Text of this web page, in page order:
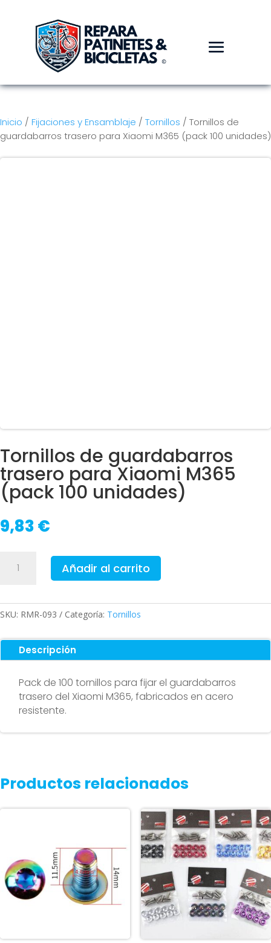
Inicio / Fijaciones y Ensamblaje / Tornillos / Tornillos de
guardabarros trasero para Xiaomi M365 (pack 100 unidades)
Tornillos de guardabarros
trasero para Xiaomi M365
(pack 100 unidades)
9,83€
para
M365
(pack
unidades)
cantidad
Añadir al carrito
SKU: RMR-093 Categoría: Tornillos
Descripción
Pack de 100 tornillos para fijar el guardabarros
trasero del Xiaomi M365, fabricados en acero
resistente.
Productos relacionados